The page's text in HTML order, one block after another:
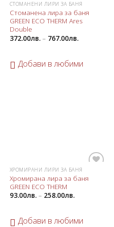
любими
СТОМАНЕНИ ЛИРИ ЗА БАНЯ
Стоманена лира за баня
GREEN ECO THERM Ares
Double
372.00лв.– 767.00лв.
Добави в любими
ХРОМИРАНИ ЛИРИ ЗА БАНЯ
Хромирана лира за баня
GREEN ECO THERM
93.00лв.– 258.00лв.
Добави в любими